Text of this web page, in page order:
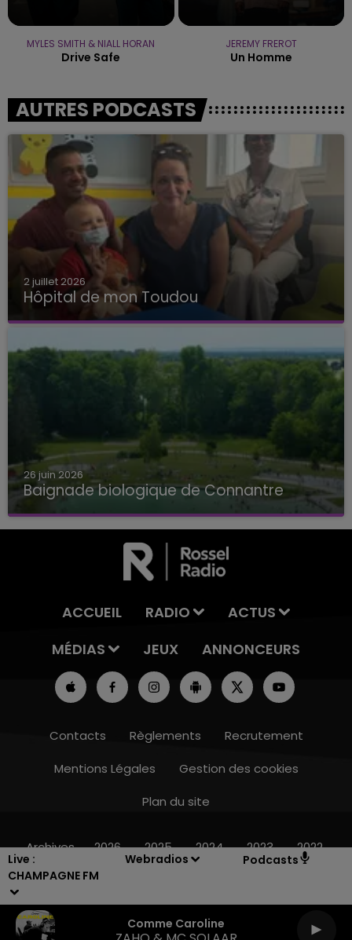
Live :
CHAMPAGNE FM
Webradios Podcasts
Comme Caroline
MYLES SMITH & NIALL HORAN
Drive Safe
JEREMY FREROT
Un Homme
AUTRES PODCASTS
2 juillet 2026
Hôpital de mon Toudou
Hôpital de mon Toudou
26 juin 2026
Baignade biologique de Connantre
Baignade biologique de Connantre
ACCUEIL RADIO
ACTUS
MÉDIAS
JEUX ANNONCEURS
Contacts Règlements
Recrutement
Mentions Légales
Gestion des cookies
Plan du site
Archives 2026 2025 2024 2023 2022